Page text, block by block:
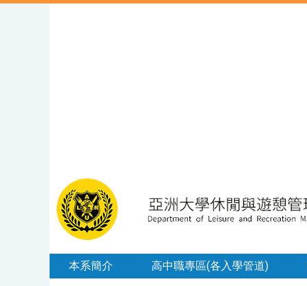
本系簡介 高中職專區(各入學管道)